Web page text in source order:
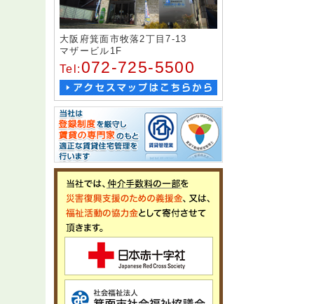
大阪府箕面市牧落2丁目7-13
マザービル1F
Tel: 072-725-5500